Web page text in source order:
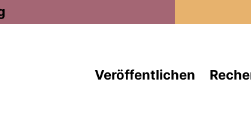
Veröffentlichen